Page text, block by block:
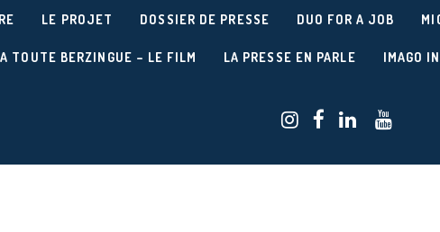
LE PROJET DOSSIER DE PRESSE DUO FOR A JOB
A TOUTE BERZINGUE – LE FILM LA PRESSE EN PARLE IMAGO